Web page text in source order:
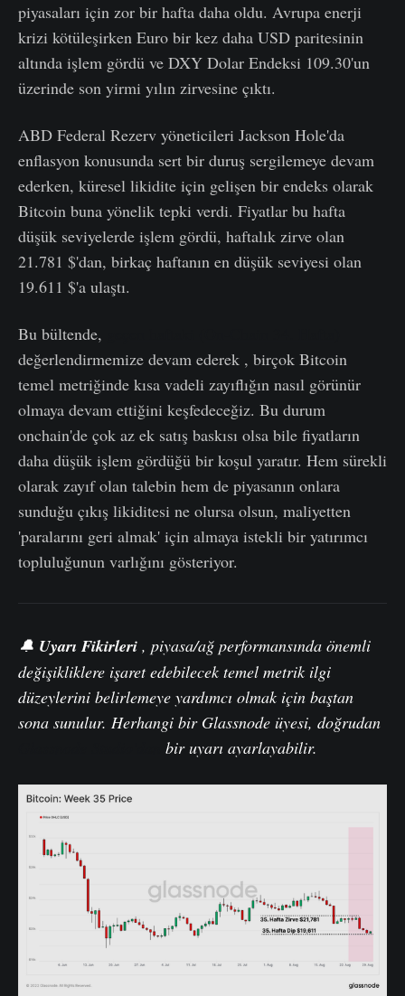
piyasaları için zor bir hafta daha oldu. Avrupa enerji
krizi kötüleşirken Euro bir kez daha USD paritesinin
altında işlem gördü ve DXY Dolar Endeksi 109.30'un
üzerinde son yirmi yılın zirvesine çıktı.
ABD Federal Rezerv yöneticileri Jackson Hole'da
enflasyon konusunda sert bir duruş sergilemeye devam
ederken, küresel likidite için gelişen bir endeks olarak
Bitcoin buna yönelik tepki verdi. Fiyatlar bu hafta
düşük seviyelerde işlem gördü, haftalık zirve olan
21.781 $'dan, birkaç haftanın en düşük seviyesi olan
19.611 $'a ulaştı.
Bu bültende,
değerlendirmemize devam ederek , birçok Bitcoin
temel metriğinde kısa vadeli zayıflığın nasıl görünür
olmaya devam ettiğini keşfedeceğiz. Bu durum
onchain'de çok az ek satış baskısı olsa bile fiyatların
daha düşük işlem gördüğü bir koşul yaratır. Hem sürekli
olarak zayıf olan talebin hem de piyasanın onlara
sunduğu çıkış likiditesi ne olursa olsun, maliyetten
'paralarını geri almak' için almaya istekli bir yatırımcı
topluluğunun varlığını gösteriyor.
🔔 Uyarı Fikirleri , piyasa/ağ performansında önemli
değişikliklere işaret edebilecek temel metrik ilgi
düzeylerini belirlemeye yardımcı olmak için baştan
sona sunulur. Herhangi bir Glassnode üyesi, doğrudan
bir uyarı ayarlayabilir.